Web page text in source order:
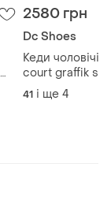
2580 грн
Dc Shoes
Кеди чоловічі
court graffik
41 і ще 4